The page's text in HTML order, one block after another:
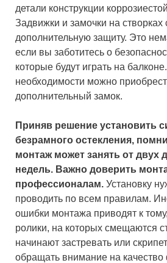
детали конструкции
Задвижки и замочки на створках
дополнительную защиту. Это
если вы заботитесь о
которые будут играть на
необходимости можно
дополнительный замок.
Приняв решение установить
безрамного остекления,
монтаж может занять от двух
недель. Важно доверить
профессионалам. Установку
проводить по всем правилам.
ошибки монтажа приводят к
ролики, на которых смещаются
начинают застревать или
обращать внимание на